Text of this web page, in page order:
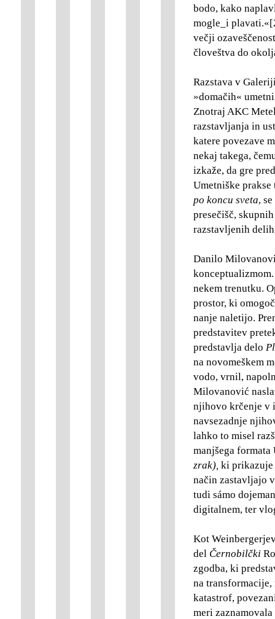
bodo, kako
mogle_i
večji
človeštva do
Razstava v
»domačih«
Znotraj AKC
razstavljanja in
katere povezave
nekaj takega,
izkaže, da gre
Umetniške
po koncu sveta,
presečišč,
razstavljenih
Danilo
nekem trenutku.
prostor, ki
nanje naletijo.
predstavitev
predstavlja delo
na novomeškem
vodo, vrnil,
Milovanović
njihovo krčenje v
navsezadnje
lahko to misel
manjšega
zrak), ki prikazuje
način zastavljajo
tudi sámo
digitalnem, ter
Kot
del Černobilčki
zgodba, ki
na
katastrof,
meri